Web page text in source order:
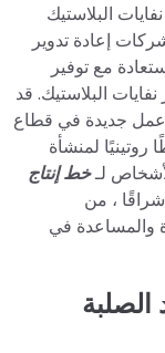
البلاستيك
إعادة تدوير
مع توفير
البلاستيك. قد
عمل جديدة في قطاع
روتينيًا لمنشأة
لـخط إنتاج
، من
والمساعدة في
الصلبة